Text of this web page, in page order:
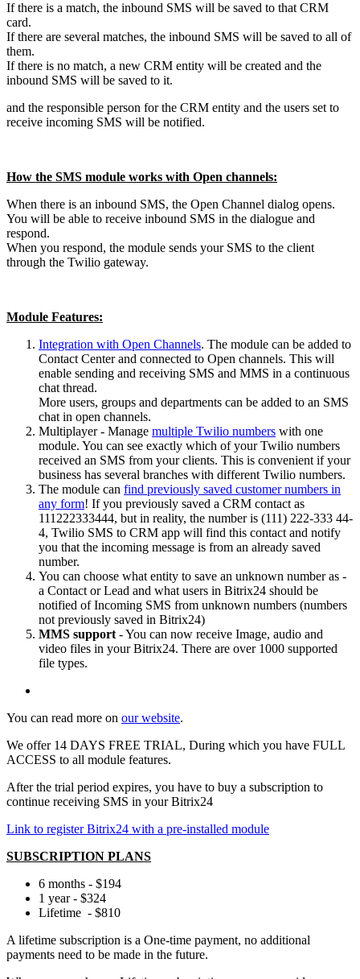
If there is a match, the inbound SMS will be saved to that CRM
card.
If there are several matches, the inbound SMS will be saved to all of
them.
If there is no match, a new CRM entity will be created and the
inbound SMS will be saved to it.
and the responsible person for the CRM entity and the users set to
receive incoming SMS will be notified.
How the SMS module works with Open channels:
When there is an inbound SMS, the Open Channel dialog opens.
You will be able to receive inbound SMS in the dialogue and
respond.
When you respond, the module sends your SMS to the client
through the Twilio gateway.
Module Features:
Integration with Open Channels. The module can be added to
Contact Center and connected to Open channels. This will
enable sending and receiving SMS and MMS in a continuous
chat thread.
More users, groups and departments can be added to an SMS
chat in open channels.
Multiplayer - Manage multiple Twilio numbers with one
module. You can see exactly which of your Twilio numbers
received an SMS from your clients. This is convenient if your
business has several branches with different Twilio numbers.
The module can find previously saved customer numbers in
any form! If you previously saved a CRM contact as
111222333444, but in reality, the number is (111) 222-333 44-
4, Twilio SMS to CRM app will find this contact and notify
you that the incoming message is from an already saved
number.
You can choose what entity to save an unknown number as -
a Contact or Lead and what users in Bitrix24 should be
notified of Incoming SMS from unknown numbers (numbers
not previously saved in Bitrix24)
MMS support- You can now receive Image, audio and
video files in your Bitrix24. There are over 1000 supported
file types.
You can read more on our website.
We offer 14 DAYS FREE TRIAL, During which you have FULL
ACCESS to all module features.
After the trial period expires, you have to buy a subscription to
continue receiving SMS in your Bitrix24
Link to register Bitrix24 with a pre-installed module
SUBSCRIPTION PLANS
6 months - $194
1 year - $324
Lifetime - $810
A lifetime subscription is a One-time payment, no additional
payments need to be made in the future.